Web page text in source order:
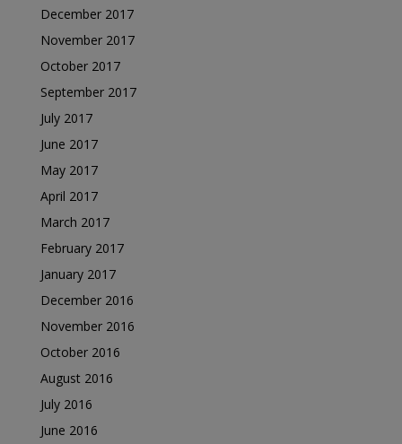
December 2017
November 2017
October 2017
September 2017
July 2017
June 2017
May 2017
April 2017
March 2017
February 2017
January 2017
December 2016
November 2016
October 2016
August 2016
July 2016
June 2016